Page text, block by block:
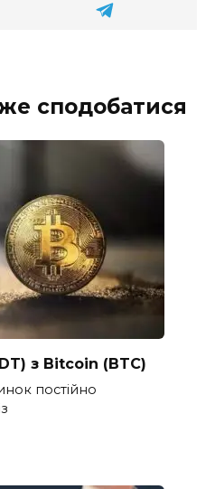
сподобатися
з Bitcoin (BTC)
постійно